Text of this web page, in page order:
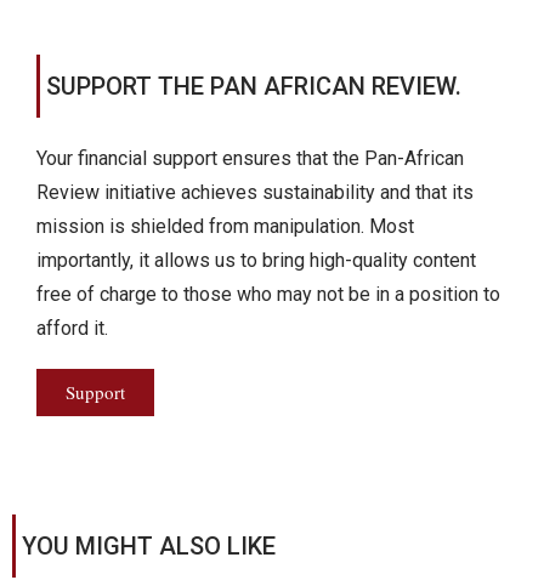
SUPPORT THE PAN AFRICAN REVIEW.
Your financial support ensures that the Pan-African
Review initiative achieves sustainability and that its
mission is shielded from manipulation. Most
importantly, it allows us to bring high-quality content
free of charge to those who may not be in a position to
afford it.
Support
YOU MIGHT ALSO LIKE